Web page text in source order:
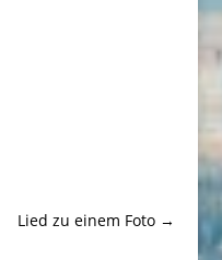
Lied zu einem Foto →